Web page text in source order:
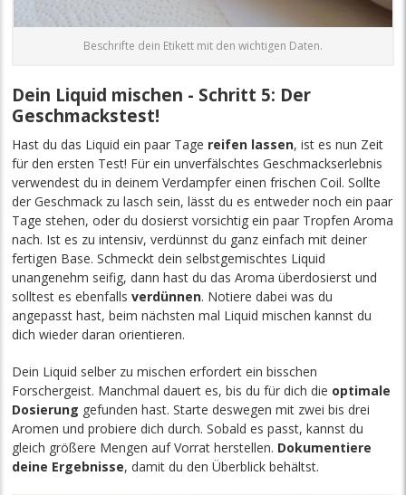
Beschrifte dein Etikett mit den wichtigen Daten.
Dein Liquid mischen - Schritt 5: Der
Geschmackstest!
Hast du das Liquid ein paar Tage reifen lassen, ist es nun Zeit
für den ersten Test! Für ein unverfälschtes Geschmackserlebnis
verwendest du in deinem Verdampfer einen frischen Coil. Sollte
der Geschmack zu lasch sein, lässt du es entweder noch ein paar
Tage stehen, oder du dosierst vorsichtig ein paar Tropfen Aroma
nach. Ist es zu intensiv, verdünnst du ganz einfach mit deiner
fertigen Base. Schmeckt dein selbstgemischtes Liquid
unangenehm seifig, dann hast du das Aroma überdosierst und
solltest es ebenfallsverdünnen. Notiere dabei was du
angepasst hast, beim nächsten mal Liquid mischen kannst du
dich wieder daran orientieren.
Dein Liquid selber zu mischen erfordert ein bisschen
Forschergeist. Manchmal dauert es, bis du für dich die optimale
Dosierung gefunden hast. Starte deswegen mit zwei bis drei
Aromen und probiere dich durch. Sobald es passt, kannst du
gleich größere Mengen auf Vorrat herstellen. Dokumentiere
deine Ergebnisse, damit du den Überblick behältst.